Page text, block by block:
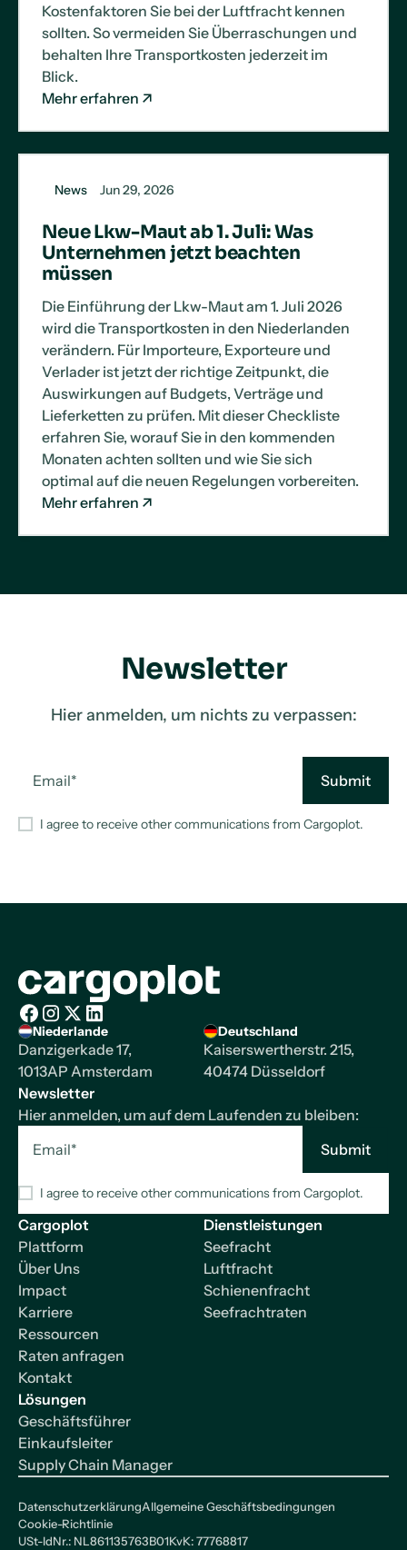
Kostenfaktoren Sie bei der Luftfracht kennen
sollten. So vermeiden Sie Überraschungen und
behalten Ihre Transportkosten jederzeit im
Blick.
Mehr erfahren
News Jun 29, 2026
Neue Lkw-Maut ab 1. Juli: Was
Unternehmen jetzt beachten
müssen
Die Einführung der Lkw-Maut am 1. Juli 2026
wird die Transportkosten in den Niederlanden
verändern. Für Importeure, Exporteure und
Verlader ist jetzt der richtige Zeitpunkt, die
Auswirkungen auf Budgets, Verträge und
Lieferketten zu prüfen. Mit dieser Checkliste
erfahren Sie, worauf Sie in den kommenden
Monaten achten sollten und wie Sie sich
optimal auf die neuen Regelungen vorbereiten.
Mehr erfahren
Newsletter
Hier anmelden, um nichts zu verpassen:
I agree to receive other communications from Cargoplot.
Startseite
Facebook
Instagram
X/Twitter
LinkedIn
Niederlande
Danzigerkade 17,
1013AP Amsterdam
Deutschland
Kaiserswertherstr. 215,
40474 Düsseldorf
Cargoplot
Plattform
Über Uns
Impact
Karriere
Ressourcen
Raten anfragen
Kontakt
Dienstleistungen
Seefracht
Luftfracht
Schienenfracht
Seefrachtraten
Lösungen
Geschäftsführer
Einkaufsleiter
Supply Chain Manager
Newsletter
Hier anmelden, um auf dem Laufenden zu bleiben:
I agree to receive other communications from Cargoplot.
DatenschutzerklärungAllgemeine Geschäftsbedingungen
Cookie-Richtlinie
USt-IdNr.: NL861135763B01KvK: 77768817